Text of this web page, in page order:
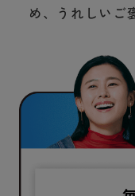
め、うれしいご